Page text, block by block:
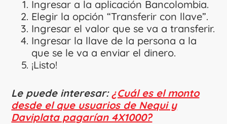
Ingresar a la aplicación Bancolombia.
Elegir la opción “Transferir con llave”.
Ingresar el valor que se va a transferir.
Ingresar la llave de la persona a la
que se le va a enviar el dinero.
¡Listo!
Le puede interesar: ¿Cuál es el monto
desde el que usuarios de Nequi y
Daviplata pagarían 4X1000?